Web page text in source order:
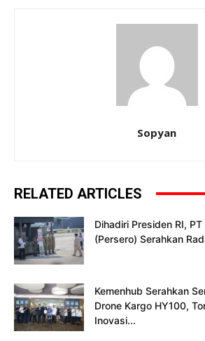
Sopyan
RELATED ARTICLES
Dihadiri Presiden RI,
(Persero) Serahkan
Kemenhub Serahkan
Drone Kargo HY100,
Inovasi...